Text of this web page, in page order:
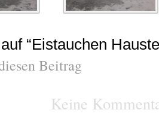
“Eistauchen
Beitrag
Keine